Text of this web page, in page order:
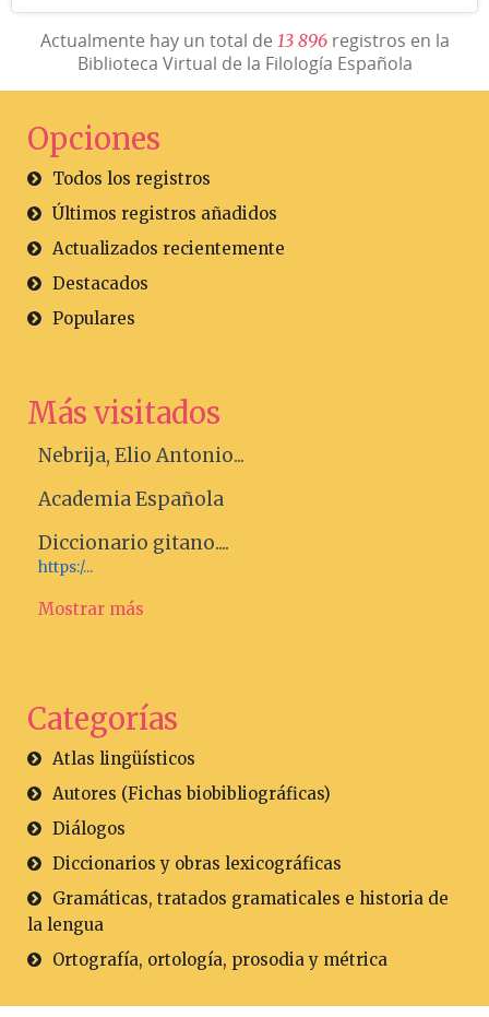
Actualmente hay un total de 13 896registros en la
Biblioteca Virtual de la Filología Española
Opciones
Todos los registros
Últimos registros añadidos
Actualizados recientemente
Destacados
Populares
Más visitados
Nebrija, Elio Antonio...
Academia Española
Diccionario gitano....
https:/...
Mostrar más
Categorías
Atlas lingüísticos
Autores (Fichas biobibliográficas)
Diálogos
Diccionarios y obras lexicográficas
Gramáticas, tratados gramaticales e historia de
la lengua
Ortografía, ortología, prosodia y métrica